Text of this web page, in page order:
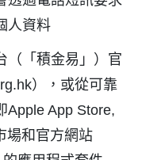
人資料
（「積金易」）官
），或從可靠
Apple App Store,
場和官方網站